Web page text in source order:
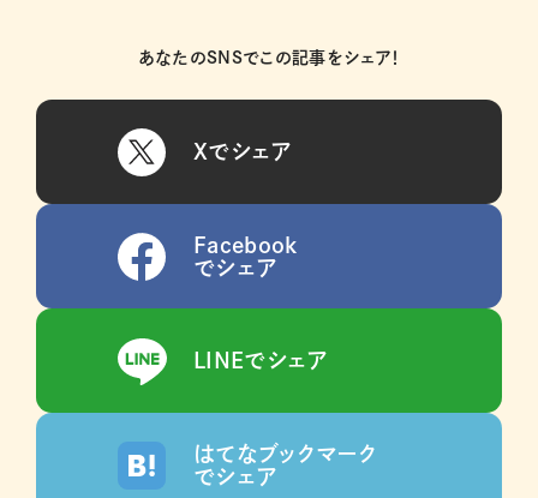
あなたのSNSでこの記事をシェア！
Xでシェア
Facebook
でシェア
LINEでシェア
はてなブックマーク
でシェア